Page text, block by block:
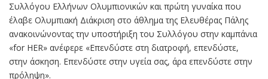
Συλλόγου Ελλήνων Ολυμπιονικών και πρώτη γυναίκα που
έλαβε Ολυμπιακή Διάκριση στο άθλημα της Ελευθέρας Πάλης
ανακοινώνοντας την υποστήριξη του Συλλόγου στην καμπάνια
«for HER» ανέφερε «Επενδύστε στη διατροφή, επενδύστε,
στην άσκηση. Επενδύστε στην υγεία σας, άρα επενδύστε στην
πρόληψη».